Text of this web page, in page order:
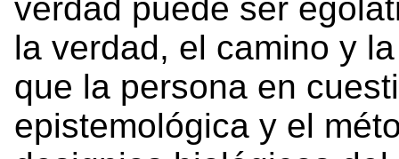
verdad puede ser
la verdad, el camino y
que la persona en
epistemológica y el